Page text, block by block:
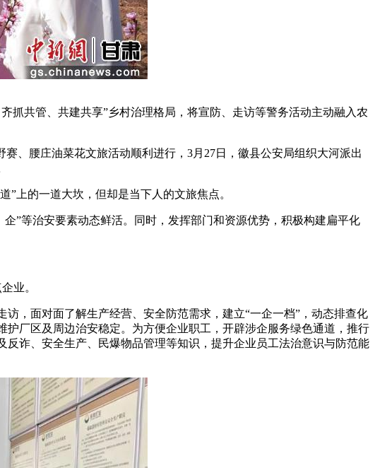
共管、共建共享”乡村治理格局，将宣防、走访等警务活动主动融入农
、腰庄油菜花文旅活动顺利进行，3月27日，徽县公安局组织大河派出
上的一道大坎，但却是当下人的文旅焦点。
”等治安要素动态鲜活。同时，发挥部门和资源优势，积极构建扁平化
业。
，面对面了解生产经营、安全防范需求，建立“一企一档”，动态排查化
厂区及周边治安稳定。为方便企业职工，开辟涉企服务绿色通道，推行
诈、安全生产、民爆物品管理等知识，提升企业员工法治意识与防范能